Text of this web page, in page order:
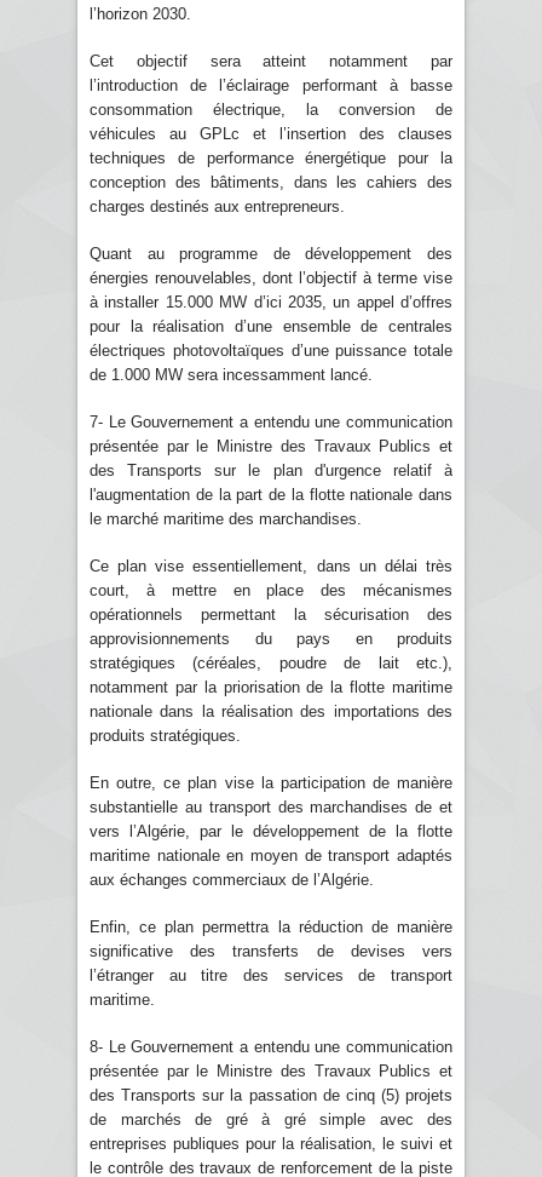
l’horizon 2030.
Cet objectif sera atteint notamment par
l’introduction de l’éclairage performant à basse
consommation électrique, la conversion de
véhicules au GPLc et l’insertion des clauses
techniques de performance énergétique pour la
conception des bâtiments, dans les cahiers des
charges destinés aux entrepreneurs.
Quant au programme de développement des
énergies renouvelables, dont l’objectif à terme vise
à installer 15.000 MW d’ici 2035, un appel d’offres
pour la réalisation d’une ensemble de centrales
électriques photovoltaïques d’une puissance totale
de 1.000 MW sera incessamment lancé.
7- Le Gouvernement a entendu une communication
présentée par le Ministre des Travaux Publics et
des Transports sur le plan d'urgence relatif à
l'augmentation de la part de la flotte nationale dans
le marché maritime des marchandises.
Ce plan vise essentiellement, dans un délai très
court, à mettre en place des mécanismes
opérationnels permettant la sécurisation des
approvisionnements du pays en produits
stratégiques (céréales, poudre de lait etc.),
notamment par la priorisation de la flotte maritime
nationale dans la réalisation des importations des
produits stratégiques.
En outre, ce plan vise la participation de manière
substantielle au transport des marchandises de et
vers l’Algérie, par le développement de la flotte
maritime nationale en moyen de transport adaptés
aux échanges commerciaux de l’Algérie.
Enfin, ce plan permettra la réduction de manière
significative des transferts de devises vers
l’étranger au titre des services de transport
maritime.
8- Le Gouvernement a entendu une communication
présentée par le Ministre des Travaux Publics et
des Transports sur la passation de cinq (5) projets
de marchés de gré à gré simple avec des
entreprises publiques pour la réalisation, le suivi et
le contrôle des travaux de renforcement de la piste